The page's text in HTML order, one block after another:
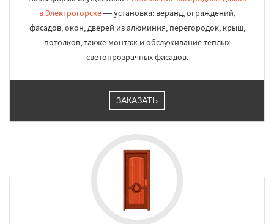
в Электрогорске— установка: веранд, ограждений,
фасадов, окон, дверей из алюминия, перегородок, крыш,
потолков, также монтаж и обслуживание теплых
светопрозрачных фасадов.
ЗАКАЗАТЬ